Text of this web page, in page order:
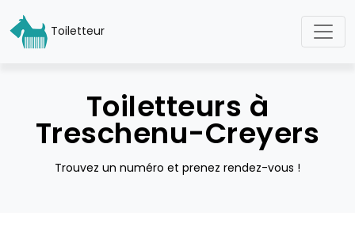
Toiletteur
Toiletteurs à
Treschenu-Creyers
Trouvez un numéro et prenez rendez-vous !